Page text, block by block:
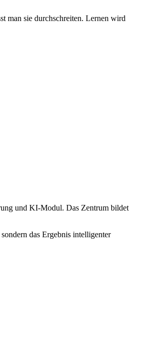
man sie durchschreiten. Lernen wird
und KI-Modul. Das Zentrum bildet
das Ergebnis intelligenter